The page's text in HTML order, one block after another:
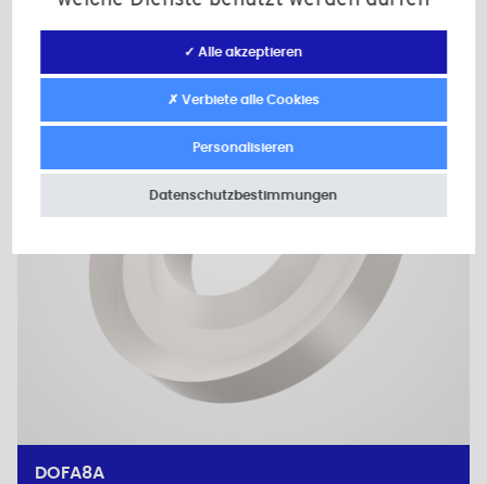
2D Zeichnungen
DOFA8A
✓ Alle akzeptieren
✗ Verbiete alle Cookies
Personalisieren
Datenschutzbestimmungen